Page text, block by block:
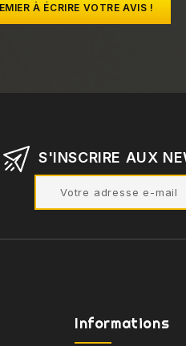
À ÉCRIRE VOTRE AVIS !
S'INSCRIRE AUX
Informations